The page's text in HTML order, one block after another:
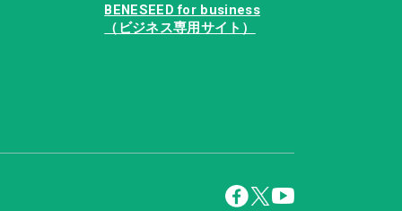
BENESEED for business
（ビジネス専用サイト）